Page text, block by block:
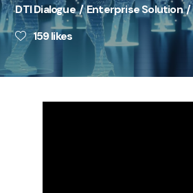
DTI Dialogue Enterprise Solution
159likes